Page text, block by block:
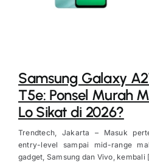
Samsung Galaxy
T5e: Ponsel Murah
Lo Sikat di 2026?
Trendtech, Jakarta – Masuk
entry-level sampai mid-range
gadget, Samsung dan Vivo, kembali